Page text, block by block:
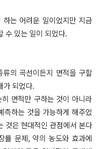
는 어려운 일이었지만 지금
수 있는 일이 되었다.
의 곡선이든지 면적을 구할
가 되었다.
면적만 구하는 것이 아니라
측하는 것을 가능하게 해주었
것은 현대적인 관점에서 본다
률 문제, 약의 농도와 효과에